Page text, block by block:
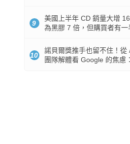
9
美國上半年 CD 銷量大增
為黑膠 7 倍，但購買者有一
10
諾貝爾獎推手也留不住！從
團隊解體看 Google 的焦慮